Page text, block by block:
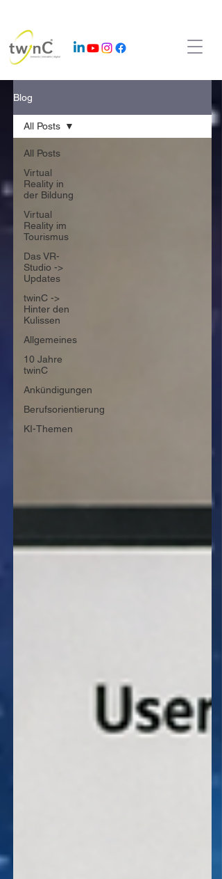
Blog
All Posts
Virtual
Reality in
der Bildung
Virtual
Reality im
Tourismus
Das VR-
Studio ->
Updates
twinC ->
Hinter den
Kulissen
Allgemeines
10 Jahre
twinC
Ankündigungen
Berufsorientierung
KI-Themen
All Posts